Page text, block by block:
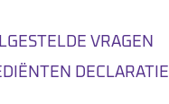
VRAGEN
DECLARATIE